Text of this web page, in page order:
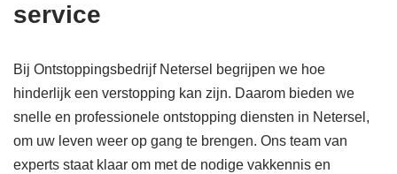
service
Bij Ontstoppingsbedrijf Netersel begrijpen we hoe
hinderlijk een verstopping kan zijn. Daarom bieden we
snelle en professionele ontstopping diensten in Netersel,
om uw leven weer op gang te brengen. Ons team van
experts staat klaar om met de nodige vakkennis en